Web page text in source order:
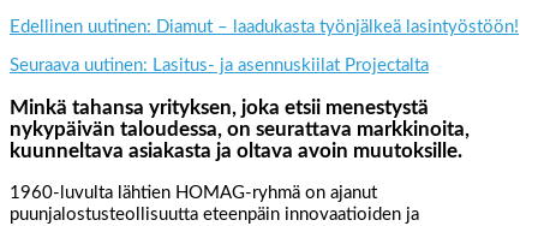
Edellinen uutinen: Diamut – laadukasta työnjälkeä lasintyöstöön!
Seuraava uutinen: Lasitus- ja asennuskiilat Projectalta
Minkä tahansa yrityksen, joka etsii menestystä
nykypäivän taloudessa, on seurattava markkinoita,
kuunneltava asiakasta ja oltava avoin muutoksille.
1960-luvulta lähtien HOMAG-ryhmä on ajanut
puunjalostusteollisuutta eteenpäin innovaatioiden ja